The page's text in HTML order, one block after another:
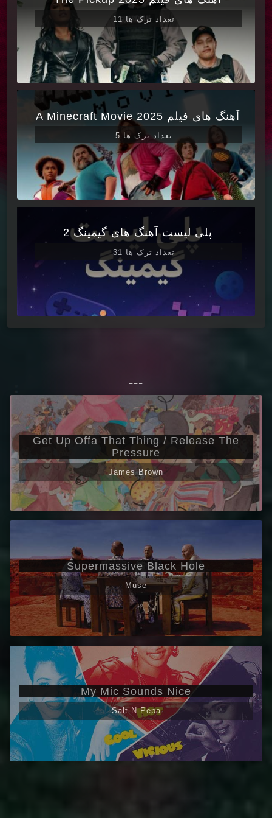
تعداد ترک ها 11
آهنگ های فیلم A Minecraft Movie 2025
تعداد ترک ها 5
پلی لیست آهنگ های گیمینگ 2
تعداد ترک ها 31
---
Get Up Offa That Thing / Release The
Pressure
James Brown
Supermassive Black Hole
Muse
My Mic Sounds Nice
Salt-N-Pepa